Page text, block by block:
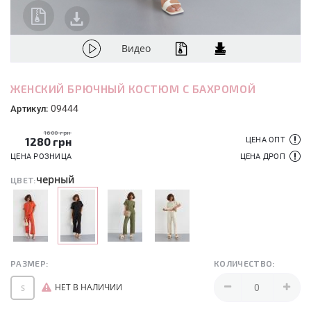
Видео
ЖЕНСКИЙ БРЮЧНЫЙ КОСТЮМ С БАХРОМОЙ
Артикул: 09444
1600 грн
1280 грн
ЦЕНА РОЗНИЦА
ЦЕНА ОПТ
ЦЕНА ДРОП
ЦВЕТ:черный
РАЗМЕР: КОЛИЧЕСТВО:
S НЕТ В НАЛИЧИИ